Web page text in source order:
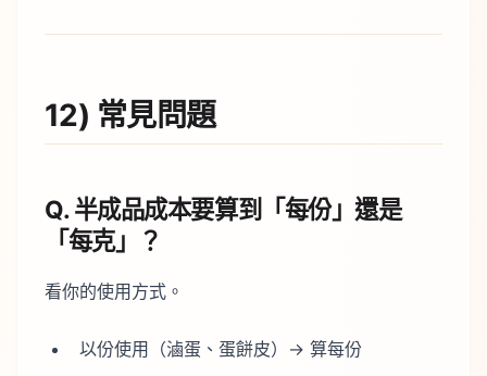
12) 常見問題
Q. 半成品成本要算到「每份」還是
「每克」？
看你的使用方式。
以份使用（滷蛋、蛋餅皮）→ 算每份